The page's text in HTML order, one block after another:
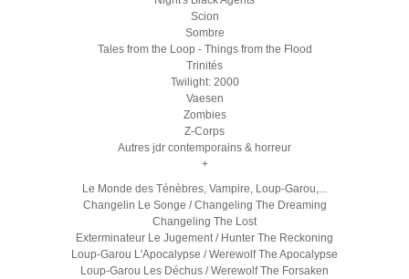
Scion
Sombre
Tales from the Loop - Things from the Flood
Trinités
Twilight: 2000
Vaesen
Zombies
Z-Corps
Autres jdr contemporains & horreur
+
Le Monde des Ténèbres, Vampire, Loup-Garou,...
Changelin Le Songe / Changeling The Dreaming
Changeling The Lost
Exterminateur Le Jugement / Hunter The Reckoning
Loup-Garou L'Apocalypse / Werewolf The Apocalypse
Loup-Garou Les Déchus / Werewolf The Forsaken